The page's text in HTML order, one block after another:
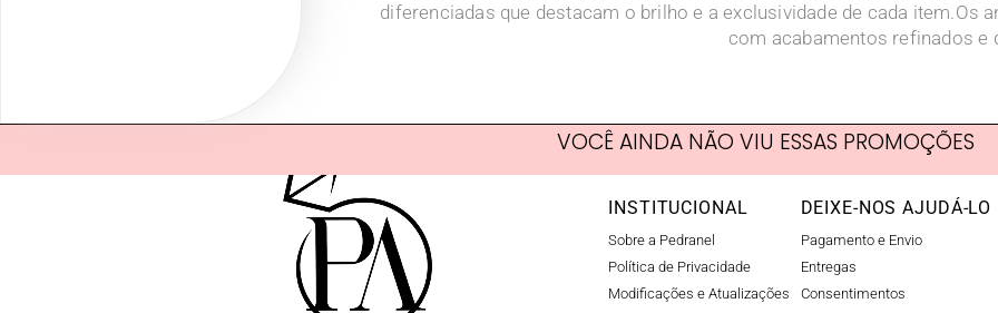
diferenciadas que destacam o brilho e a exclusividade de cada item.Os
com acabamentos refinados e
VOCÊ AINDA NÃO VIU ESSAS PROMOÇÕES
INSTITUCIONAL
Sobre a Pedranel
Política de Privacidade
Modificações e Atualizações
DEIXE-NOS AJUDÁ-LO
Pagamento e Envio
Entregas
Consentimentos